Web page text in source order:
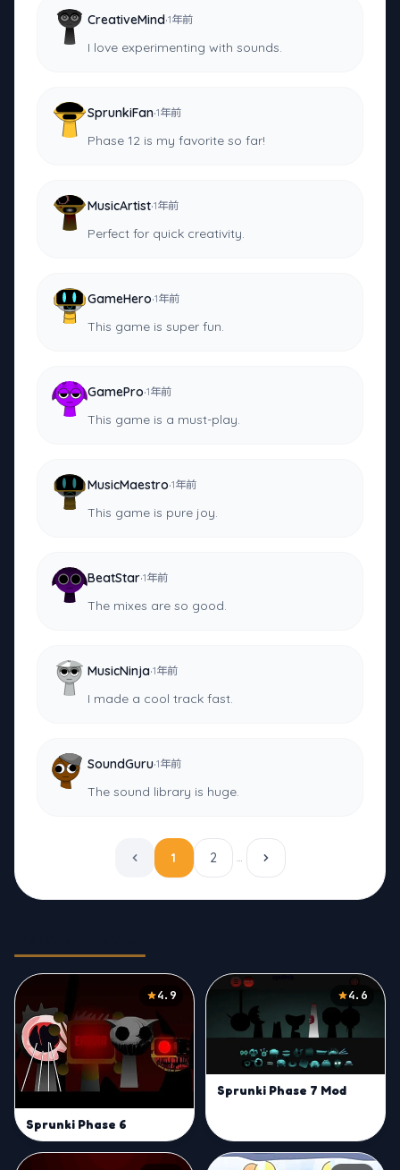
CreativeMind·1年前
I love experimenting with sounds.
SprunkiFan·1年前
Phase 12 is my favorite so far!
MusicArtist·1年前
Perfect for quick creativity.
GameHero·1年前
This game is super fun.
GamePro·1年前
This game is a must-play.
MusicMaestro·1年前
This game is pure joy.
BeatStar·1年前
The mixes are so good.
MusicNinja·1年前
I made a cool track fast.
SoundGuru·1年前
The sound library is huge.
1 2 …
4.9
Sprunki Phase 6
4.6
Sprunki Phase 7 Mod